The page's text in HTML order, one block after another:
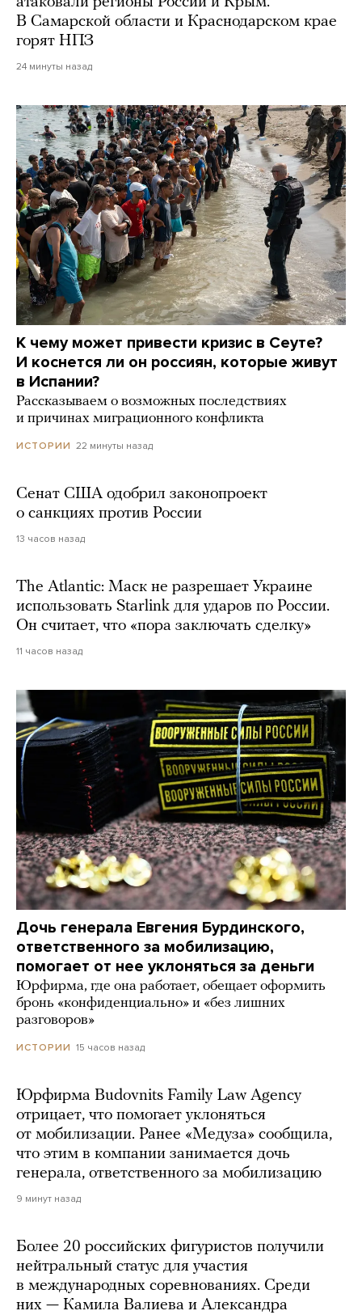
В Самарской области и Краснодарском крае
горят НПЗ
24 минуты назад
К чему может привести кризис в Сеуте?
И коснется ли он россиян, которые живут
в Испании?
Рассказываем о возможных последствиях
и причинах миграционного конфликта
ИСТОРИИ 22 минуты назад
Сенат США одобрил законопроект
о санкциях против России
13 часов назад
The Atlantic: Маск не разрешает Украине
использовать Starlink для ударов по России.
Он считает, что «пора заключать сделку»
11 часов назад
Дочь генерала Евгения Бурдинского,
ответственного за мобилизацию,
помогает от нее уклоняться за деньги
Юрфирма, где она работает, обещает оформить
бронь «конфиденциально» и «без лишних
разговоров»
ИСТОРИИ 15 часов назад
Юрфирма Budovnits Family Law Agency
отрицает, что помогает уклоняться
от мобилизации. Ранее «Медуза» сообщила,
что этим в компании занимается дочь
генерала, ответственного за мобилизацию
9 минут назад
Более 20 российских фигуристов получили
нейтральный статус для участия
в международных соревнованиях. Среди
них — Камила Валиева и Александра